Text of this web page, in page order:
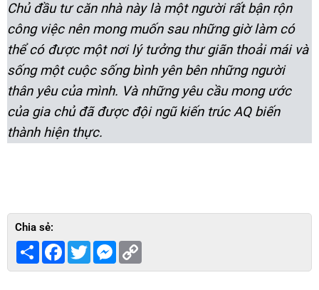
Chủ đầu tư căn nhà này là một người rất bận rộn
công việc nên mong muốn sau những giờ làm có
thể có được một nơi lý tưởng thư giãn thoải mái và
sống một cuộc sống bình yên bên những người
thân yêu của mình. Và những yêu cầu mong ước
của gia chủ đã được đội ngũ kiến trúc AQ biến
thành hiện thực.
Chia sẻ:
Share Facebook
TwitterMessenger